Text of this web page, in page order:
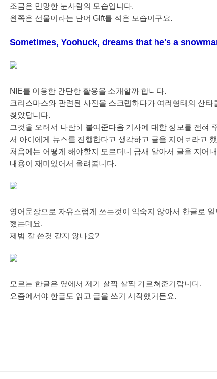
조금은 민망한 눈사람의 모습입니다.
왼쪽은 선물이라는 단어 Gift를 적은 모습이구요.
Sometimes, Yoohuck, dreams that he's a
NIE를 이용한 간단한 활용을 소개할까 합니다.
크리스마스와 관련된 사진을 스크랩하다가 여러형태의 산타
찾았답니다.
그것을 오려서 나란히 붙여준다음 기사에 대한 정보를 전혀
서 아이에게 뉴스를 진행한다고 생각하고 글을 지어보라고
처음에는 어떻게 해야할지 모르더니 금새 알아서 글을 지어
내용이 재미있어서 올려봅니다.
영어문장으로 자유스럽게 쓰는것이 익숙지 않아서 한글로
했는데요.
제법 잘 쓴것 같지 않나요?
모르는 한글은 옆에서 제가 살짝 살짝 가르쳐준거랍니다.
요즘에서야 한글도 읽고 글을 쓰기 시작했거든요.